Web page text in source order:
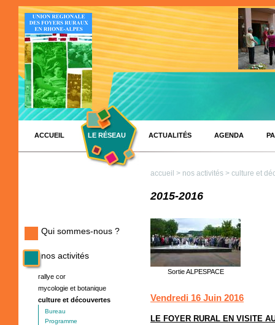
ACCUEIL LE RÉSEAU ACTUALITÉS AGENDA
Qui sommes-nous ?
nos activités
rallye cor
mycologie et botanique
culture et découvertes
Bureau
Programme
accueil > nos activités > culture et
2015-2016
Sortie ALPESPACE
Vendredi 16 Juin 2016
LE FOYER RURAL EN VISITE